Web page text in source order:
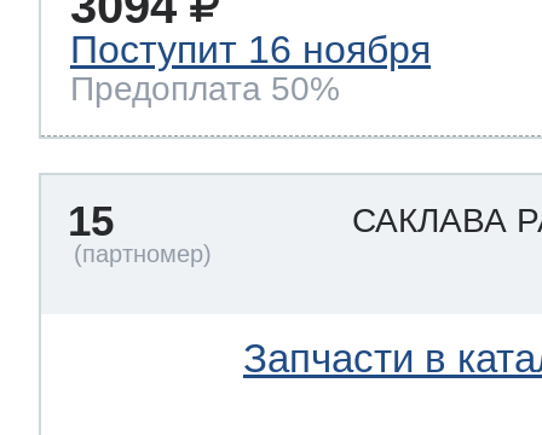
Поступит 16 ноября
Предоплата 50%
15 САКЛАВА
Запчасти в